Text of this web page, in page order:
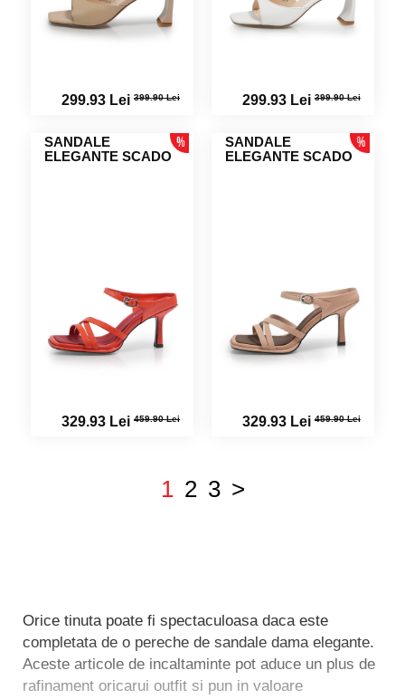
299.93 Lei 399.90 Lei 299.93 Lei399.90 Lei
SANDALE
ELEGANTE SCADO
329.93 Lei 459.90 Lei
SANDALE
ELEGANTE SCADO
329.93 Lei459.90 Lei
1 2 3 >
Orice tinuta poate fi spectaculoasa daca este
completata de o pereche de sandale dama elegante.
Aceste articole de incaltaminte pot aduce un plus de
rafinament oricarui outfit si pun in valoare